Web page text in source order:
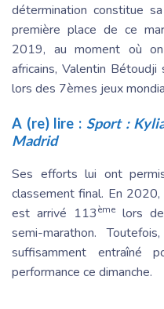
détermination constitue
première place de ce
2019, au moment où
africains, Valentin Bétoudji
lors des 7èmes jeux
A (re) lire : Sport :
Madrid
Ses efforts lui ont
classement final. En 2020,
est arrivé 113èmelors
semi-marathon.
suffisamment
performance ce dimanche.